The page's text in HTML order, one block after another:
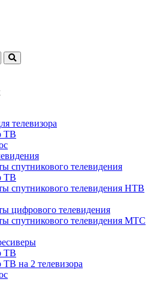
телевизора
ТВ
спутникового телевидения
ТВ
спутникового телевидения НТВ
цифрового телевидения
спутникового телевидения МТС
ТВ
ТВ на 2 телевизора